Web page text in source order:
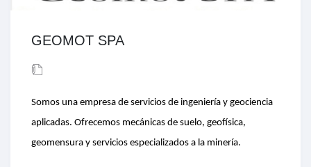
GEOMOT SPA
Somos una empresa de servicios de ingeniería y geociencia
aplicadas. Ofrecemos mecánicas de suelo, geofísica,
geomensura y servicios especializados a la minería.